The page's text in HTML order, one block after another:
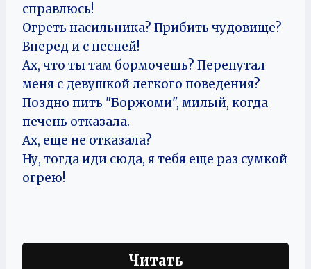
справлюсь!
Огреть насильника? Прибить чудовище?
Вперед и с песней!
Ах, что ты там бормочешь? Перепутал
меня с девушкой легкого поведения?
Поздно пить "Боржоми", милый, когда
печень отказала.
Ах, еще не отказала?
Ну, тогда иди сюда, я тебя еще раз сумкой
огрею!
Читать